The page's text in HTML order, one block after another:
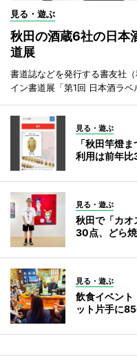
見る・遊ぶ
秋田の酒蔵6社の日本
道展
書道誌などを発行する書友社
イン書道展「第1回 日本酒ラベ
見る・遊ぶ
「秋田竿燈
利用は前年比
見る・遊ぶ
秋田で「カ
30点、どら
見る・遊ぶ
飲食イベン
ット片手に